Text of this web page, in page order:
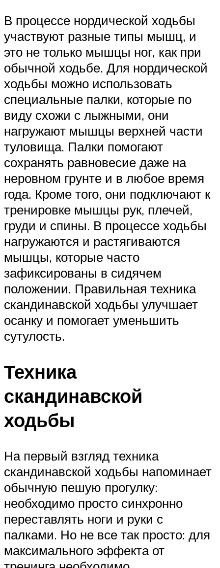
В процессе нордической ходьбы
участвуют разные типы мышц, и
это не только мышцы ног, как при
обычной ходьбе. Для нордической
ходьбы можно использовать
специальные палки, которые по
виду схожи с лыжными, они
нагружают мышцы верхней части
туловища. Палки помогают
сохранять равновесие даже на
неровном грунте и в любое время
года. Кроме того, они подключают к
тренировке мышцы рук, плечей,
груди и спины. В процессе ходьбы
нагружаются и растягиваются
мышцы, которые часто
зафиксированы в сидячем
положении. Правильная техника
скандинавской ходьбы улучшает
осанку и помогает уменьшить
сутулость.
Техника
скандинавской
ходьбы
На первый взгляд техника
скандинавской ходьбы напоминает
обычную пешую прогулку:
необходимо просто синхронно
переставлять ноги и руки с
палками. Но не все так просто: для
максимального эффекта от